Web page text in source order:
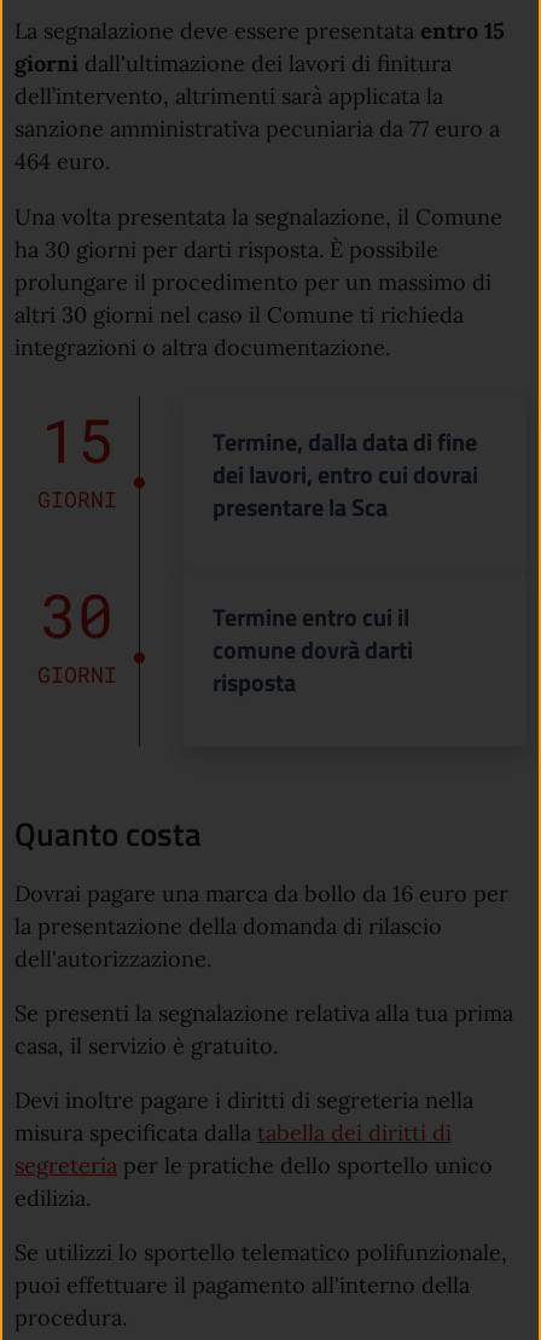
La segnalazione deve essere presentata entro 15
giorni dall'ultimazione dei lavori di finitura
dell’intervento, altrimenti sarà applicata la
sanzione amministrativa pecuniaria da 77 euro a
464 euro.
Una volta presentata la segnalazione, il Comune
ha 30 giorni per darti risposta. È possibile
prolungare il procedimento per un massimo di
altri 30 giorni nel caso il Comune ti richieda
integrazioni o altra documentazione.
15
GIORNI
Termine, dalla data di fine
dei lavori, entro cui dovrai
presentare la Sca
30
GIORNI
Termine entro cui il
comune dovrà darti
risposta
Quanto costa
Dovrai pagare una marca da bollo da 16 euro per
la presentazione della domanda di rilascio
dell'autorizzazione.
Se presenti la segnalazione relativa alla tua prima
casa, il servizio è gratuito.
Devi inoltre pagare i diritti di segreteria nella
misura specificata dalla tabella dei diritti di
segreteria per le pratiche dello sportello unico
edilizia.
Se utilizzi lo sportello telematico polifunzionale,
puoi effettuare il pagamento all'interno della
procedura.